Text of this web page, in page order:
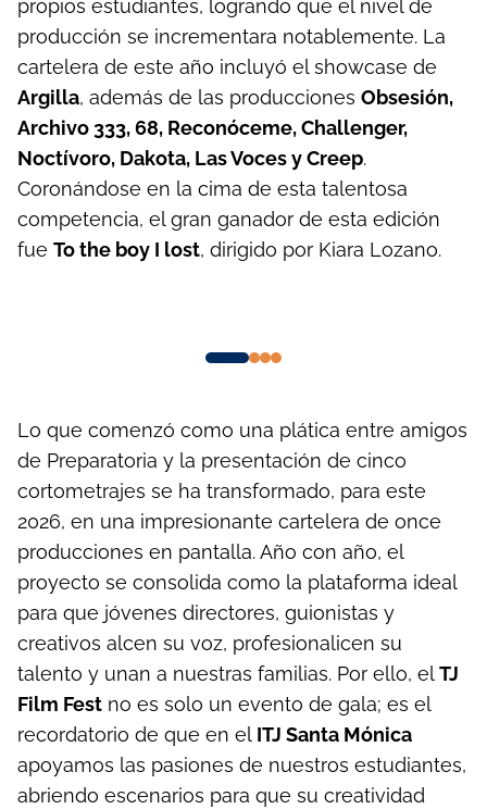
propios estudiantes, logrando que el nivel de
producción se incrementara notablemente. La
cartelera de este año incluyó el showcase de
Argilla, además de las producciones Obsesión,
Archivo 333, 68, Reconóceme, Challenger,
Noctívoro, Dakota, Las Voces y Creep.
Coronándose en la cima de esta talentosa
competencia, el gran ganador de esta edición
fue To the boy I lost, dirigido por Kiara Lozano.
Lo que comenzó como una plática entre amigos
de Preparatoria y la presentación de cinco
cortometrajes se ha transformado, para este
2026, en una impresionante cartelera de once
producciones en pantalla. Año con año, el
proyecto se consolida como la plataforma ideal
para que jóvenes directores, guionistas y
creativos alcen su voz, profesionalicen su
talento y unan a nuestras familias. Por ello, elTJ
Film Fest no es solo un evento de gala; es el
recordatorio de que en el ITJ Santa Mónica
apoyamos las pasiones de nuestros estudiantes,
abriendo escenarios para que su creatividad